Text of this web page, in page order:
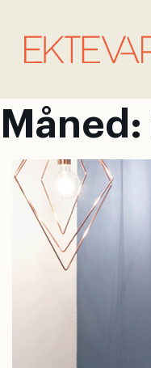
Måned: